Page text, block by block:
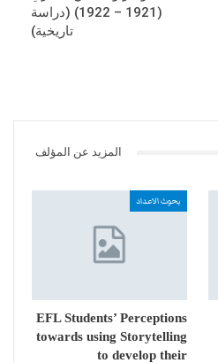
(1921 – 1922) (دراسة
تاريخية)
المزيد عن المؤلف
بحوث الاعداد
EFL Students’ Perceptions
towards using Storytelling
to develop their